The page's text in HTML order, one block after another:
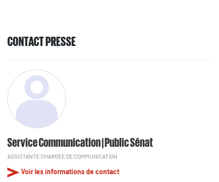
CONTACT PRESSE
Service Communication | Public Sénat
ASSISTANTE CHARGÉE DE COMMUNICATION
Voir les informations de contact